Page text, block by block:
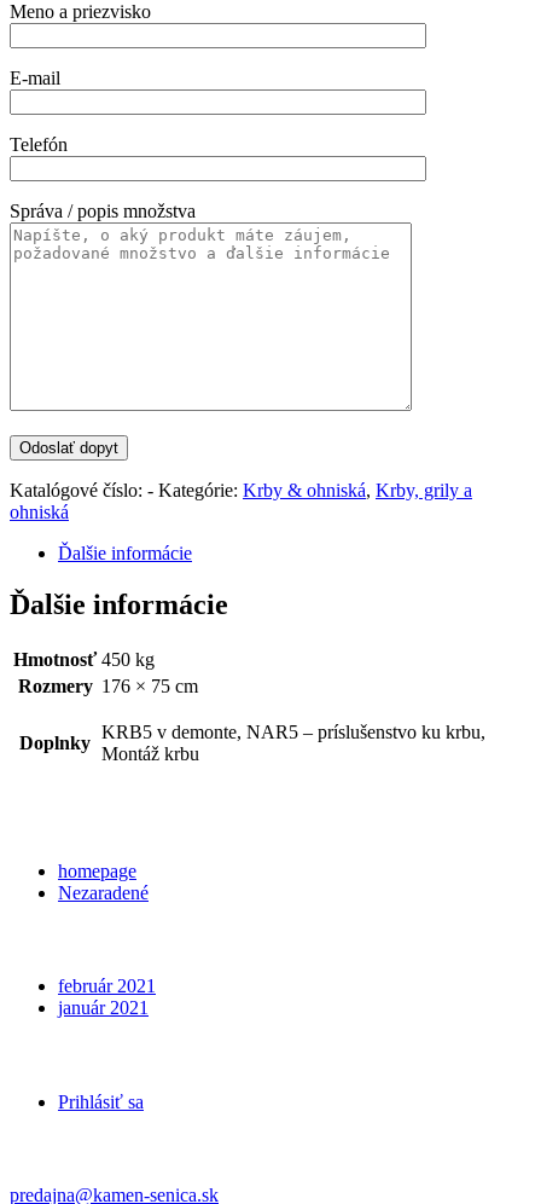
Meno a priezvisko
E-mail
Telefón
Správa / popis množstva
Katalógové číslo: - Kategórie: Krby & ohniská, Krby, grily a
ohniská
Ďalšie informácie
Ďalšie informácie
Hmotnosť 450 kg
Rozmery 176 × 75 cm
Doplnky
KRB5 v demonte, NAR5 – príslušenstvo ku krbu,
Montáž krbu
homepage
Nezaradené
február 2021
január 2021
Prihlásiť sa
predajna@kamen-senica.sk